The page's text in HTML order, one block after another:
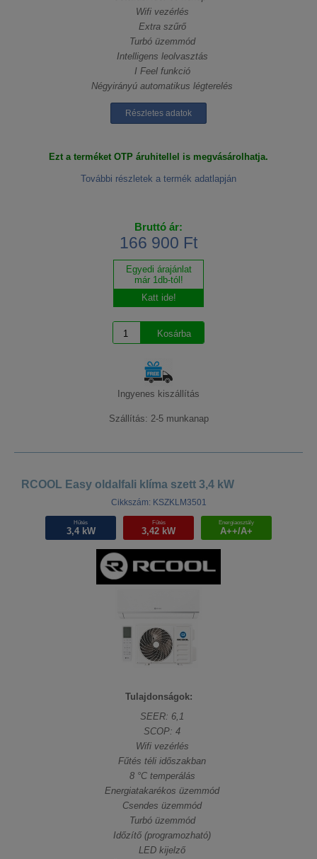
Wifi vezérlés
Extra szűrő
Turbó üzemmód
Intelligens leolvasztás
I Feel funkció
Négyirányú automatikus légterelés
Részletes adatok
Ezt a terméket OTP áruhitellel is megvásárolhatja.
További részletek a termék adatlapján
Bruttó ár:
166 900 Ft
Egyedi árajánlat
már 1db-tól!
Katt ide!
Ingyenes kiszállítás
Szállítás: 2-5 munkanap
RCOOL Easy oldalfali klíma szett 3,4 kW
Cikkszám: KSZKLM3501
Hűtés
3,4 kW
Fűtés
3,42 kW
Energiaosztály
A++/A+
Tulajdonságok:
SEER: 6,1
SCOP: 4
Wifi vezérlés
Fűtés téli időszakban
8 °C temperálás
Energiatakarékos üzemmód
Csendes üzemmód
Turbó üzemmód
Időzítő (programozható)
LED kijelző